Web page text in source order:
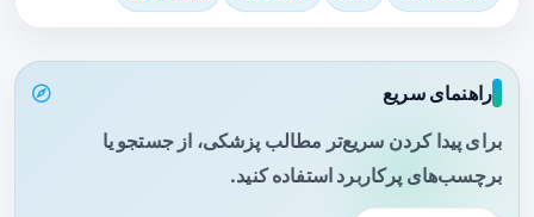
راهنمای سریع
برای پیدا کردن سریع‌تر مطالب پزشکی، از جستجو یا
برچسب‌های پرکاربرد استفاده کنید.